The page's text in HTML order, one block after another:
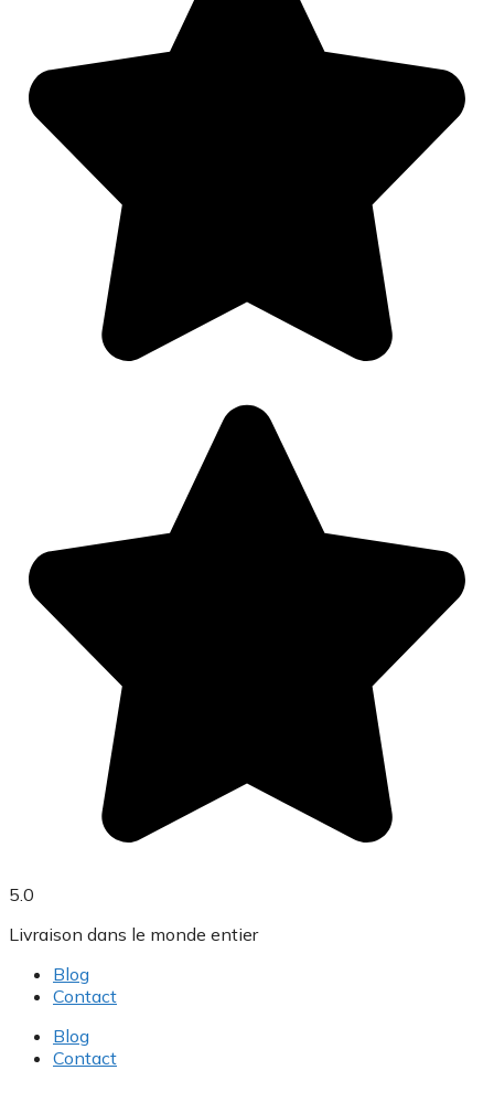
5.0
Livraison dans le monde entier
Blog
Contact
Blog
Contact